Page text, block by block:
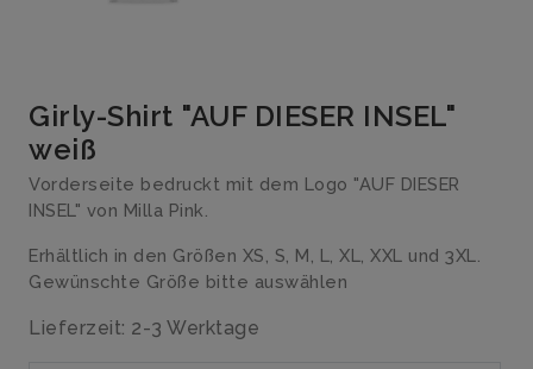
Girly-Shirt "AUF DIESER INSEL"
weiß
Vorderseite bedruckt mit dem Logo "AUF DIESER
INSEL" von Milla Pink.
Erhältlich in den Größen XS, S, M, L, XL, XXL und 3XL.
Gewünschte Größe bitte auswählen
Lieferzeit: 2-3 Werktage